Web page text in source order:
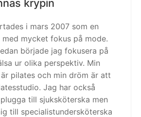
krypin
i mars 2007 som en
mycket fokus på mode.
började jag fokusera på
ur olika perspektiv. Min
pilates och min dröm är att
Jag har också
till sjuksköterska men
till specialistundersköterska